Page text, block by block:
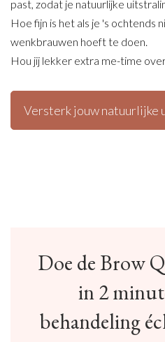
past, zodat je natuurlijke
Hoe fijn is het als je 's ochtends
wenkbrauwen hoeft te doen.
Hou jij lekker extra me-time
Versterk jouw natuurlijke
Doe de Brow
in 2
behandeling